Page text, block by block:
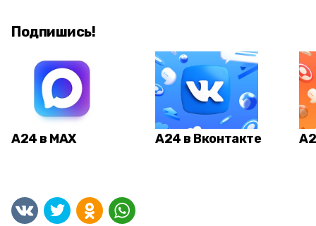
Подпишись!
А24 в MAX А24 в Вконтакте